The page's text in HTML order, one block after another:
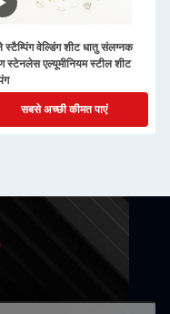
वेल्डिंग शीट धातु संलग्नक
स्टेनलेस एल्यूमीनियम स्टील शीट
सबसे अच्छी कीमत पाएं